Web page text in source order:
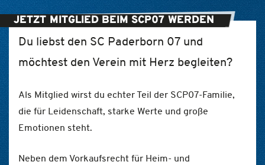
JETZT MITGLIED BEIM SCP07 WERDEN
Du liebst den SC Paderborn 07 und
möchtest den Verein mit Herz begleiten?
Als Mitglied wirst du echter Teil der SCP07-Familie,
die für Leidenschaft, starke Werte und große
Emotionen steht.
Neben dem Vorkaufsrecht für Heim- und